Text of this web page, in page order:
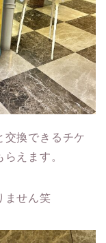
交換できるチケ
えます。
ません笑